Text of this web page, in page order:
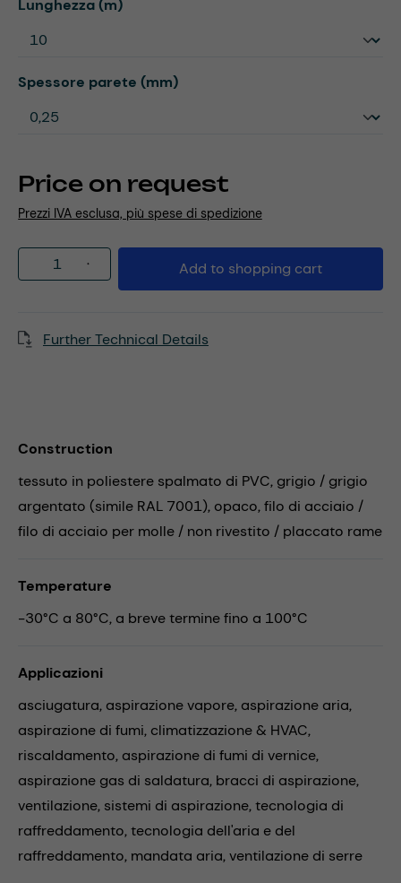
Price on request
Prezzi IVA esclusa, più spese di spedizione
Lunghezza (m)
Select
Spessore parete (mm)
Product Quantity: Enter the desired
Add to shopping cart
Further Technical Details
Construction
tessuto in poliestere spalmato di PVC, grigio / grigio
argentato (simile RAL 7001), opaco, filo di acciaio /
filo di acciaio per molle / non rivestito / placcato rame
Temperature
-30°C a 80°C, a breve termine fino a 100°C
Applicazioni
asciugatura, aspirazione vapore, aspirazione aria,
aspirazione di fumi, climatizzazione & HVAC,
riscaldamento, aspirazione di fumi di vernice,
aspirazione gas di saldatura, bracci di aspirazione,
ventilazione, sistemi di aspirazione,tecnologia di
raffreddamento,tecnologia dell'aria e del
raffreddamento, mandata aria,ventilazione di serre